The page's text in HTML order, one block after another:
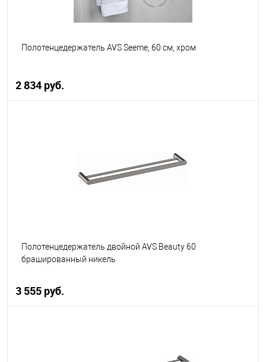
Полотенцедержатель AVS Seeme, 60 см, хром
2 834 руб.
Полотенцедержатель двойной AVS Beauty 60
брашированный никель
3 555 руб.
В наличии